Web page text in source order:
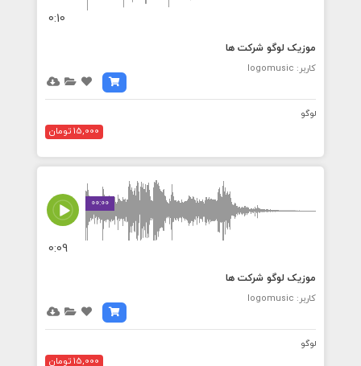
0:10
موزیک لوگو شرکت ها
کاربر: logomusic
لوگو
15,000 تومان
00:00
0:09
موزیک لوگو شرکت ها
کاربر: logomusic
لوگو
15,000 تومان